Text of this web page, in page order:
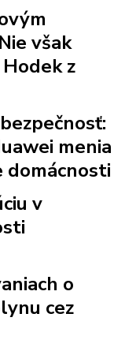
však
z
menia
v
o
cez